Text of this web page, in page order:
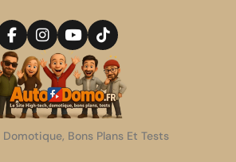
Domotique, Bons Plans Et Tests